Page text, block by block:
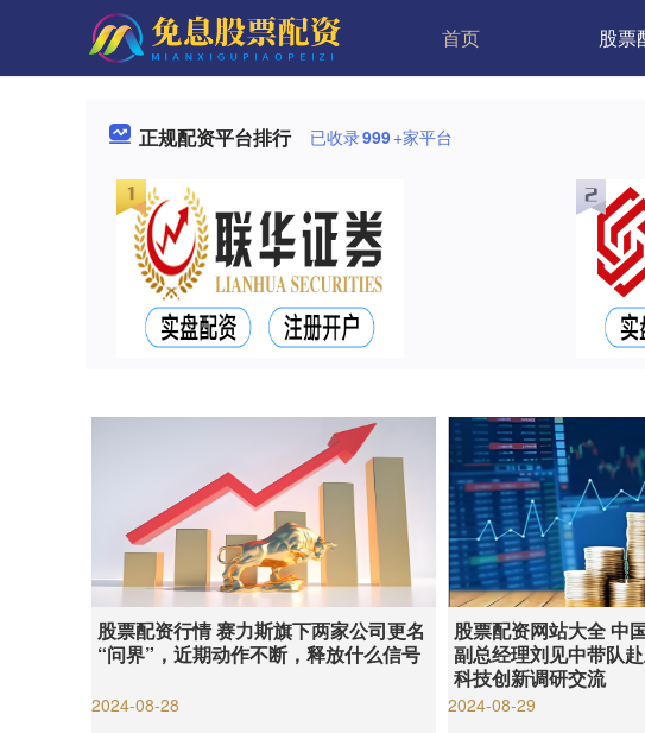
首页 股票
正规配资平台排行 已收录999+家平台
股票配资行情 赛力斯旗下两家公司更名
“问界”，近期动作不断，释放什么信号
2024-08-28
股票配资网站大全 中
副总经理刘见中带队
科技创新调研交流
2024-08-29